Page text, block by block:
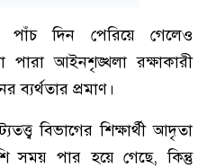
পাঁচ দিন পেরিয়ে গেলেও
পারা আইনশৃঙ্খলা রক্ষাকারী
ব্যর্থতার প্রমাণ।
বিভাগের শিক্ষার্থী আদৃতা
সময় পার হয়ে গেছে, কিন্তু